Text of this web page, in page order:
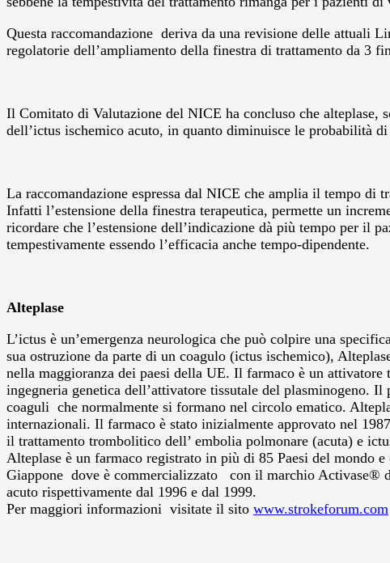
Questa raccomandazione deriva da una revisione delle attuali
regolatorie dell’ampliamento della finestra di trattamento da 3
Il Comitato di Valutazione del NICE ha concluso che alteplase,
dell’ictus ischemico acuto, in quanto diminuisce le probabilità
La raccomandazione espressa dal NICE che amplia il tempo di
Infatti l’estensione della finestra terapeutica, permette un
ricordare che l’estensione dell’indicazione dà più tempo per il
tempestivamente essendo l’efficacia anche tempo-dipendente.
Alteplase
L’ictus è un’emergenza neurologica che può colpire una
sua ostruzione da parte di un coagulo (ictus ischemico),
nella maggioranza dei paesi della UE. Il farmaco è un
ingegneria genetica dell’attivatore tissutale del plasminogeno.
coaguli che normalmente si formano nel circolo ematico.
internazionali. Il farmaco è stato inizialmente approvato nel
il trattamento trombolitico dell’ embolia polmonare (acuta) e
Alteplase è un farmaco registrato in più di 85 Paesi del mondo
Giappone dove è commercializzato con il marchio Activase®
acuto rispettivamente dal 1996 e dal 1999.
Per maggiori informazioni visitate il sito www.strokeforum.com